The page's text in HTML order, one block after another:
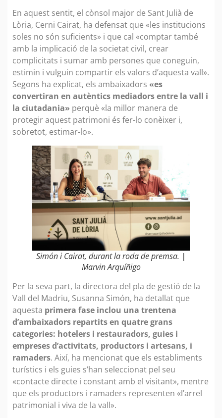
En aquest sentit, el cònsol major de Sant Julià de
Lòria, Cerni Cairat, ha defensat que «les institucions
soles no són suficients» i que cal «comptar també
amb la implicació de la societat civil, crear
complicitats i sumar amb persones que coneguin,
estimin i vulguin compartir els valors d’aquesta vall».
Segons ha explicat, els ambaixadors «es
convertiran en autèntics mediadors entre la vall i
la ciutadania» perquè «la millor manera de
protegir aquest patrimoni és fer-lo conèixer i,
sobretot, estimar-lo».
Simón i Cairat, durant la roda de premsa. |
Marvin Arquíñigo
Per la seva part, la directora del pla de gestió de la
Vall del Madriu, Susanna Simón, ha detallat que
aquesta primera fase inclou una trentena
d’ambaixadors repartits en quatre grans
categories: hotelers i restauradors, guies i
empreses d’activitats, productors i artesans, i
ramaders. Així, ha mencionat que els establiments
turístics i els guies s’han seleccionat pel seu
«contacte directe i constant amb el visitant», mentre
que els productors i ramaders representen «l’arrel
patrimonial i viva de la vall».